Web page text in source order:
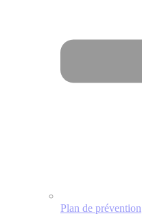
Plan de prévention